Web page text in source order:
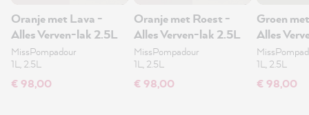
Oranje met Lava -
Alles Verven-lak 2.5L
MissPompadour
1L, 2.5L
€ 98,00
Oranje met Roest -
Alles Verven-lak 2.5L
MissPompadour
1L, 2.5L
€ 98,00
Groen
Alles
1L, 2.5L
€ 98,00